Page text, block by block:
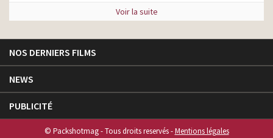
Voir la suite
NOS DERNIERS FILMS
NEWS
PUBLICITÉ
© Packshotmag - Tous droits reservés -Mentions légales